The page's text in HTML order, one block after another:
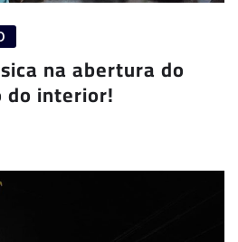
na abertura do
do interior!